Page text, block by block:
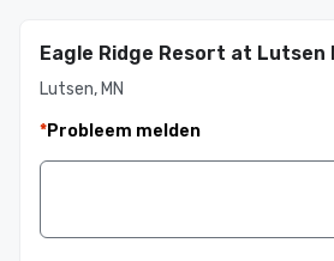
Eagle Ridge Resort at Lutsen
Lutsen, MN
*Probleem melden